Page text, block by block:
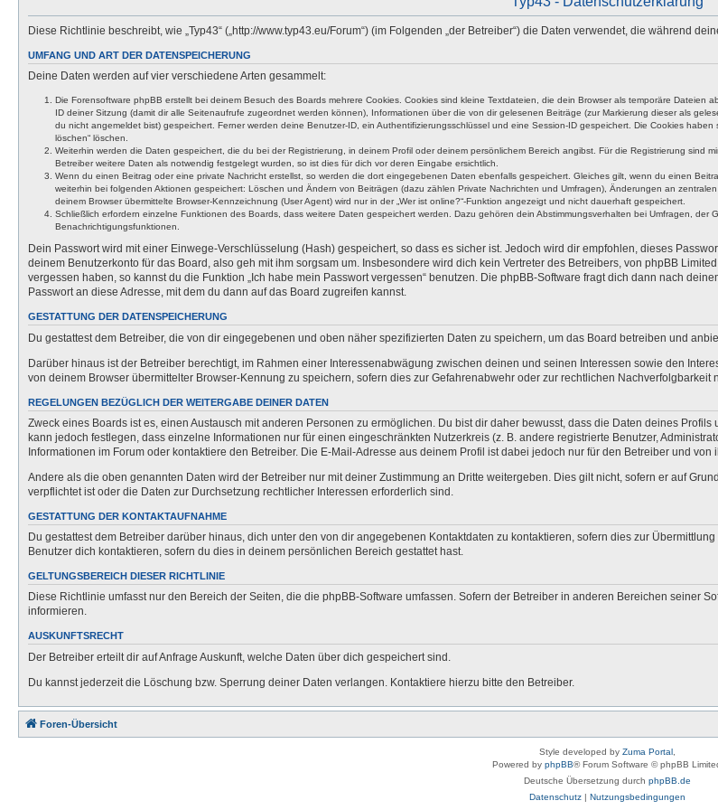
Diese Richtlinie beschreibt, wie „Typ43“ („http://www.typ43.eu/Forum“) (im Folgenden „der Betreiber“) die Daten verwendet, die während
UMFANG UND ART DER DATENSPEICHERUNG
Deine Daten werden auf vier verschiedene Arten gesammelt:
Die Forensoftware phpBB erstellt bei deinem Besuch des Boards mehrere Cookies. Cookies sind kleine Textdateien, die dein Browser als temporäre
ID deiner Sitzung (damit dir alle Seitenaufrufe zugeordnet werden können), Informationen über die von dir gelesenen Beiträge (zur Markierung dieser als
du nicht angemeldet bist) gespeichert. Ferner werden deine Benutzer-ID, ein Authentifizierungsschlüssel und eine Session-ID gespeichert. Die Cookies
löschen“ löschen.
Weiterhin werden die Daten gespeichert, die du bei der Registrierung, in deinem Profil oder deinem persönlichem Bereich angibst. Für die Registrierung
Betreiber weitere Daten als notwendig festgelegt wurden, so ist dies für dich vor deren Eingabe ersichtlich.
Wenn du einen Beitrag oder eine private Nachricht erstellst, so werden die dort eingegebenen Daten ebenfalls gespeichert. Gleiches gilt, wenn du einen
weiterhin bei folgenden Aktionen gespeichert: Löschen und Ändern von Beiträgen (dazu zählen Private Nachrichten und Umfragen), Änderungen an
deinem Browser übermittelte Browser-Kennzeichnung (User Agent) wird nur in der „Wer ist online?“-Funktion angezeigt und nicht dauerhaft gespeichert.
Schließlich erfordern einzelne Funktionen des Boards, dass weitere Daten gespeichert werden. Dazu gehören dein Abstimmungsverhalten bei Umfragen,
Benachrichtigungsfunktionen.
Dein Passwort wird mit einer Einwege-Verschlüsselung (Hash) gespeichert, so dass es sicher ist. Jedoch wird dir empfohlen, dieses
deinem Benutzerkonto für das Board, also geh mit ihm sorgsam um. Insbesondere wird dich kein Vertreter des Betreibers, von phpBB
vergessen haben, so kannst du die Funktion „Ich habe mein Passwort vergessen“ benutzen. Die phpBB-Software fragt dich dann nach
Passwort an diese Adresse, mit dem du dann auf das Board zugreifen kannst.
GESTATTUNG DER DATENSPEICHERUNG
Du gestattest dem Betreiber, die von dir eingegebenen und oben näher spezifizierten Daten zu speichern, um das Board betreiben und
Darüber hinaus ist der Betreiber berechtigt, im Rahmen einer Interessenabwägung zwischen deinen und seinen Interessen sowie den
von deinem Browser übermittelter Browser-Kennung zu speichern, sofern dies zur Gefahrenabwehr oder zur rechtlichen Nachverfolgbarkeit
REGELUNGEN BEZÜGLICH DER WEITERGABE DEINER DATEN
Zweck eines Boards ist es, einen Austausch mit anderen Personen zu ermöglichen. Du bist dir daher bewusst, dass die Daten deines
kann jedoch festlegen, dass einzelne Informationen nur für einen eingeschränkten Nutzerkreis (z. B. andere registrierte Benutzer,
Informationen im Forum oder kontaktiere den Betreiber. Die E-Mail-Adresse aus deinem Profil ist dabei jedoch nur für den Betreiber und
Andere als die oben genannten Daten wird der Betreiber nur mit deiner Zustimmung an Dritte weitergeben. Dies gilt nicht, sofern er auf
verpflichtet ist oder die Daten zur Durchsetzung rechtlicher Interessen erforderlich sind.
GESTATTUNG DER KONTAKTAUFNAHME
Du gestattest dem Betreiber darüber hinaus, dich unter den von dir angegebenen Kontaktdaten zu kontaktieren, sofern dies zur
Benutzer dich kontaktieren, sofern du dies in deinem persönlichen Bereich gestattet hast.
GELTUNGSBEREICH DIESER RICHTLINIE
Diese Richtlinie umfasst nur den Bereich der Seiten, die die phpBB-Software umfassen. Sofern der Betreiber in anderen Bereichen seiner
informieren.
AUSKUNFTSRECHT
Der Betreiber erteilt dir auf Anfrage Auskunft, welche Daten über dich gespeichert sind.
Du kannst jederzeit die Löschung bzw. Sperrung deiner Daten verlangen. Kontaktiere hierzu bitte den Betreiber.
Foren-Übersicht
Style developed by Zuma Portal,
Powered by phpBB® Forum Software © phpBB
Deutsche Übersetzung durch phpBB.de
Datenschutz| Nutzungsbedingungen